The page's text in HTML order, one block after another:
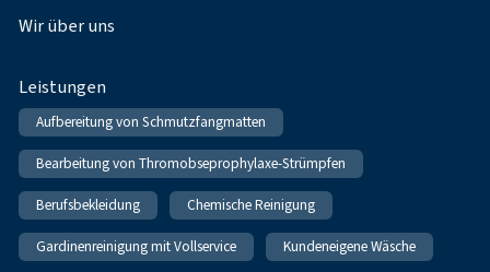
Fußnavigation
Wir über uns
Leistungen
Aufbereitung von Schmutzfangmatten
Bearbeitung von Thromobseprophylaxe-Strümpfen
Berufsbekleidung Chemische Reinigung
Gardinenreinigung mit Vollservice Kundeneigene Wäsche